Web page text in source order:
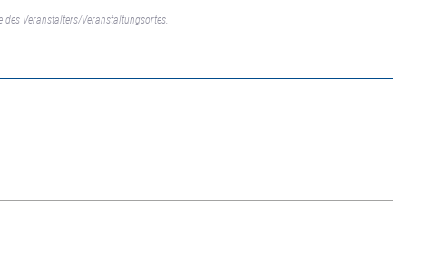
Veranstalters/Veranstaltungsortes.